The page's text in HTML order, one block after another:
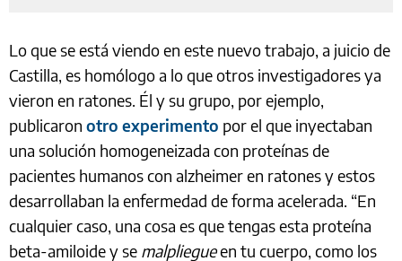
Lo que se está viendo en este nuevo trabajo, a juicio de
Castilla, es homólogo a lo que otros investigadores ya
vieron en ratones. Él y su grupo, por ejemplo,
publicaron otro experimento por el que inyectaban
una solución homogeneizada con proteínas de
pacientes humanos con alzheimer en ratones y estos
desarrollaban la enfermedad de forma acelerada. “En
cualquier caso, una cosa es que tengas esta proteína
beta-amiloide y se malpliegueen tu cuerpo, como los